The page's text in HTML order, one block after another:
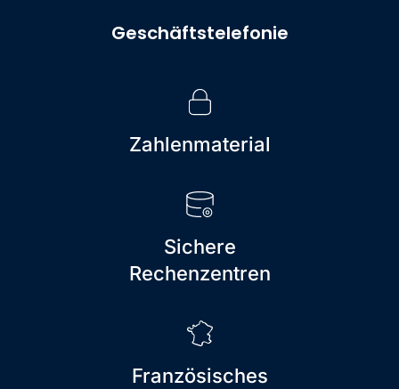
Geschäftstelefonie
Zahlenmaterial
Sichere
Rechenzentren
Französisches